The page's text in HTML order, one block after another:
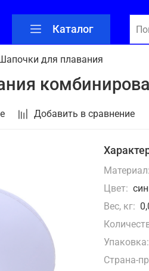
Каталог
Шапочки для плавания
Добавить в сравнение
Материал:
Цвет:
Вес, кг:
Упаковка:
Страна-